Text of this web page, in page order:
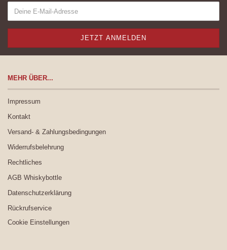
MEHR ÜBER...
Impressum
Kontakt
Versand- & Zahlungsbedingungen
Widerrufsbelehrung
Rechtliches
AGB Whiskybottle
Datenschutzerklärung
Rückrufservice
Cookie Einstellungen